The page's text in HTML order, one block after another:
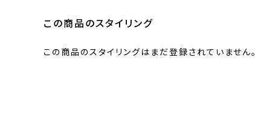
この商品のスタイリング
この商品のスタイリングはまだ登録されていません。